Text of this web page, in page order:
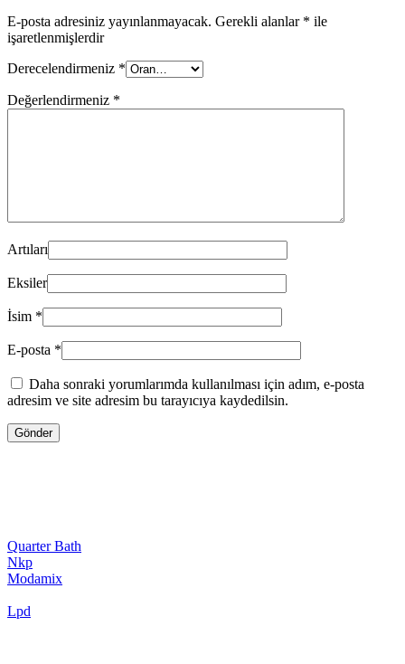
E-posta adresiniz yayınlanmayacak. Gerekli alanlar * ile
işaretlenmişlerdir
Derecelendirmeniz *
Değerlendirmeniz *
Artıları
Eksiler
İsim *
E-posta *
Daha sonraki yorumlarımda kullanılması için adım, e-posta
adresim ve site adresim bu tarayıcıya kaydedilsin.
Quarter Bath
Nkp
Modamix
Lpd